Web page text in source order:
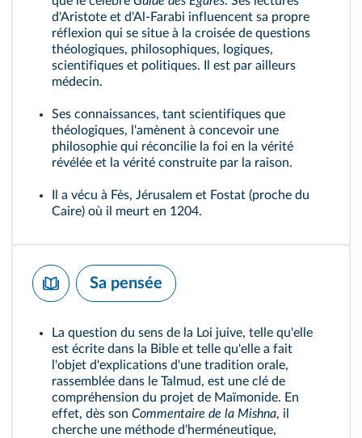
d'Aristote et d'Al-Farabi influencent sa propre
réflexion qui se situe à la croisée de questions
théologiques, philosophiques, logiques,
scientifiques et politiques. Il est par ailleurs
médecin.
Ses connaissances, tant scientifiques que
théologiques, l'amènent à concevoir une
philosophie qui réconcilie la foi en la vérité
révélée et la vérité construite par la raison.
Il a vécu à Fès, Jérusalem et Fostat (proche du
Caire) où il meurt en 1204.
Sa pensée
La question du sens de la Loi juive, telle qu'elle
est écrite dans la Bible et telle qu'elle a fait
l'objet d'explications d'une tradition orale,
rassemblée dans le Talmud, est une clé de
compréhension du projet de Maïmonide. En
effet, dès son Commentaire de la Mishna, il
cherche une méthode d'herméneutique,